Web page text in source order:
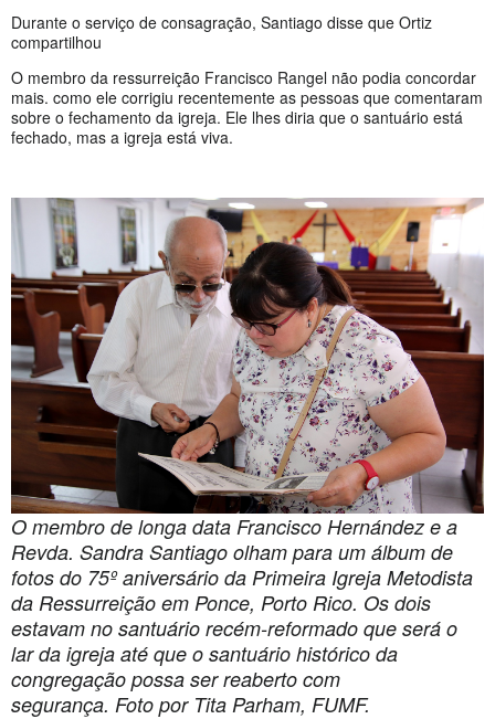
Durante o serviço de consagração, Santiago disse que Ortiz
compartilhou
O membro da ressurreição Francisco Rangel não podia concordar
mais. como ele corrigiu recentemente as pessoas que comentaram
sobre o fechamento da igreja. Ele lhes diria que o santuário está
fechado, mas a igreja está viva.
O membro de longa data Francisco Hernández e a
Revda. Sandra Santiago olham para um álbum de
fotos do 75º aniversário da Primeira Igreja Metodista
da Ressurreição em Ponce, Porto Rico. Os dois
estavam no santuário recém-reformado que será o
lar da igreja até que o santuário histórico da
congregação possa ser reaberto com
segurança. Foto por Tita Parham, FUMF.